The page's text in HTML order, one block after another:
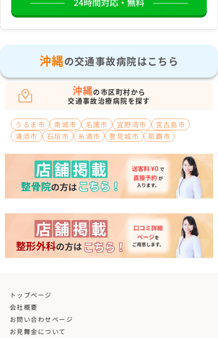
沖縄の交通事故病院はこちら
沖縄の市区町村から
交通事故治療病院を探す
うるま市 南城市 名護市 宜野湾市
宮古島市
浦添市
石垣市 糸満市 豊見城市 那覇市
トップページ
会社概要
お問い合わせページ
お見舞金について